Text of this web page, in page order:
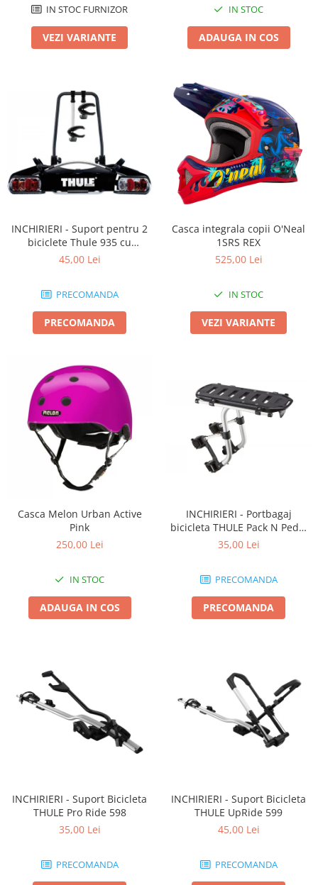
IN STOC FURNIZOR
VEZI VARIANTE
IN STOC
ADAUGA IN COS
INCHIRIERI - Suport pentru 2
biciclete Thule 935 cu
prindere pe carligul de
45,00 Lei
PRECOMANDA
PRECOMANDA
Casca integrala copii O'Neal
1SRS REX
525,00 Lei
IN STOC
VEZI VARIANTE
Casca Melon Urban Active
Pink
250,00 Lei
IN STOC
ADAUGA IN COS
INCHIRIERI - Portbagaj
bicicleta THULE Pack N Pedal
tour rack
35,00 Lei
PRECOMANDA
PRECOMANDA
INCHIRIERI - Suport Bicicleta
THULE Pro Ride 598
35,00 Lei
PRECOMANDA
INCHIRIERI - Suport Bicicleta
THULE UpRide 599
45,00 Lei
PRECOMANDA